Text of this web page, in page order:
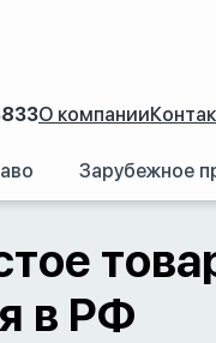
О компании
Зарубежное
в РФ
в РФ